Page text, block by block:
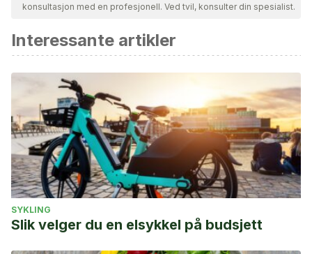
konsultasjon med en profesjonell. Ved tvil, konsulter din spesialist.
Interessante artikler
SYKLING
Slik velger du en elsykkel på budsjett